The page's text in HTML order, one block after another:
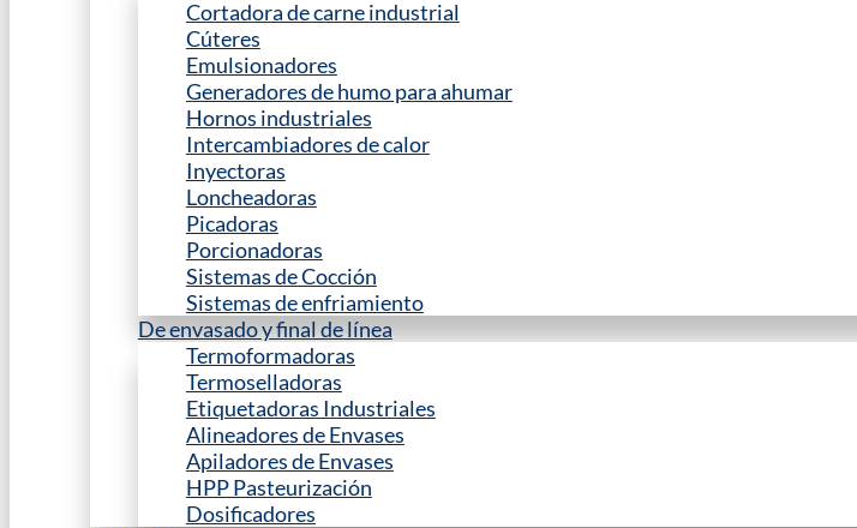
Cortadora de carne industrial
Cúteres
Emulsionadores
Generadores de humo para ahumar
Hornos industriales
Intercambiadores de calor
Inyectoras
Loncheadoras
Picadoras
Porcionadoras
Sistemas de Cocción
Sistemas de enfriamiento
De envasado y final de línea
Termoformadoras
Termoselladoras
Etiquetadoras Industriales
Alineadores de Envases
Apiladores de Envases
HPP Pasteurización
Dosificadores